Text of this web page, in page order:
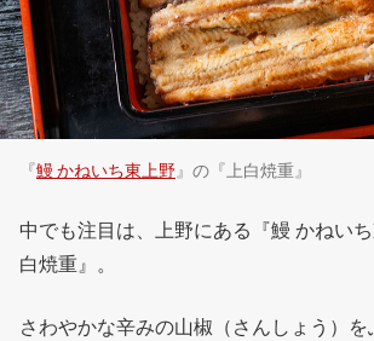
『鰻 かねいち東上野』の『上白焼重』
中でも注目は、上野にある『鰻 かねい
白焼重』。
さわやかな辛みの山椒（さんしょう）